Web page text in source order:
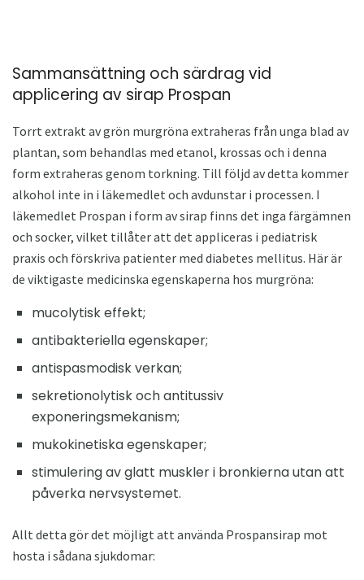
Sammansättning och särdrag vid
applicering av sirap Prospan
Torrt extrakt av grön murgröna extraheras från unga blad av
plantan, som behandlas med etanol, krossas och i denna
form extraheras genom torkning. Till följd av detta kommer
alkohol inte in i läkemedlet och avdunstar i processen. I
läkemedlet Prospan i form av sirap finns det inga färgämnen
och socker, vilket tillåter att det appliceras i pediatrisk
praxis och förskriva patienter med diabetes mellitus. Här är
de viktigaste medicinska egenskaperna hos murgröna:
mucolytisk effekt;
antibakteriella egenskaper;
antispasmodisk verkan;
sekretionolytisk och antitussiv
exponeringsmekanism;
mukokinetiska egenskaper;
stimulering av glatt muskler i bronkierna utan att
påverka nervsystemet.
Allt detta gör det möjligt att använda Prospansirap mot
hosta i sådana sjukdomar: